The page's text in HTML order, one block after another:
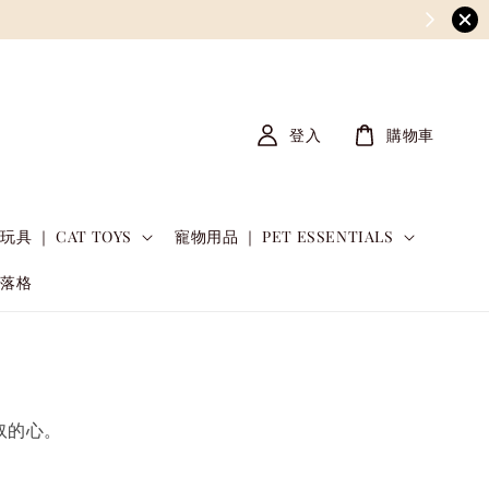
具 ｜ CAT TOYS 寵物用品 ｜ PET ESSENTIALS
格
登入 購物車
心。